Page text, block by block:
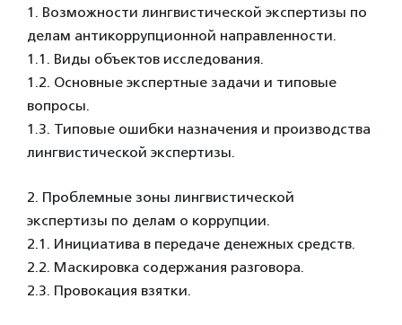
1. Возможности лингвистической экспертизы по
делам антикоррупционной направленности.
1.1. Виды объектов исследования.
1.2. Основные экспертные задачи и типовые
вопросы.
1.3. Типовые ошибки назначения и производства
лингвистической экспертизы.
2. Проблемные зоны лингвистической
экспертизы по делам о коррупции.
2.1. Инициатива в передаче денежных средств.
2.2. Маскировка содержания разговора.
2.3. Провокация взятки.